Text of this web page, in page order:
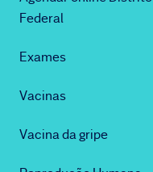
Federal
Exames
Vacinas
Vacina da gripe